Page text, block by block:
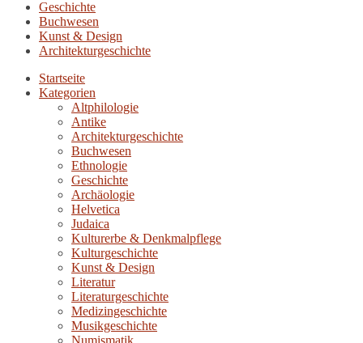
Geschichte
Buchwesen
Kunst & Design
Architekturgeschichte
Startseite
Kategorien
Altphilologie
Antike
Architekturgeschichte
Buchwesen
Ethnologie
Geschichte
Archäologie
Helvetica
Judaica
Kulturerbe & Denkmalpflege
Kulturgeschichte
Kunst & Design
Literatur
Literaturgeschichte
Medizingeschichte
Musikgeschichte
Numismatik